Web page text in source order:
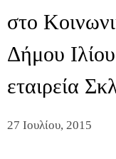
στο
Δήμου
εταιρεία
27 Ιουλίου, 2015